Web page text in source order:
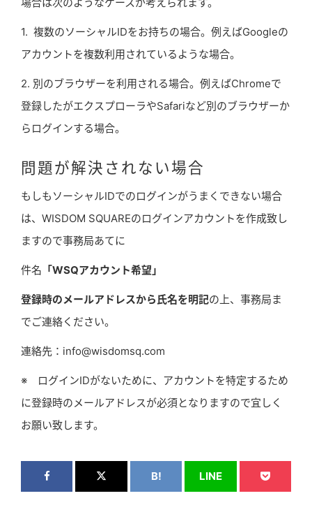
1. 複数のソーシャルIDをお持ちの場合。例えばGoogleの
アカウントを複数利用されているような場合。
2. 別のブラウザーを利用される場合。例えばChromeで
登録したがエクスプローラやSafariなど別のブラウザーか
らログインする場合。
問題が解決されない場合
もしもソーシャルIDでのログインがうまくできない場合
は、WISDOM SQUAREのログインアカウントを作成致し
ますので事務局あてに
件名 「WSQアカウント希望」
登録時のメールアドレスから氏名を明記の上、事務局ま
でご連絡ください。
連絡先：info@wisdomsq.com
※ ログインIDがないために、アカウントを特定するため
に登録時のメールアドレスが必須となりますので宜しく
お願い致します。
B! LINE